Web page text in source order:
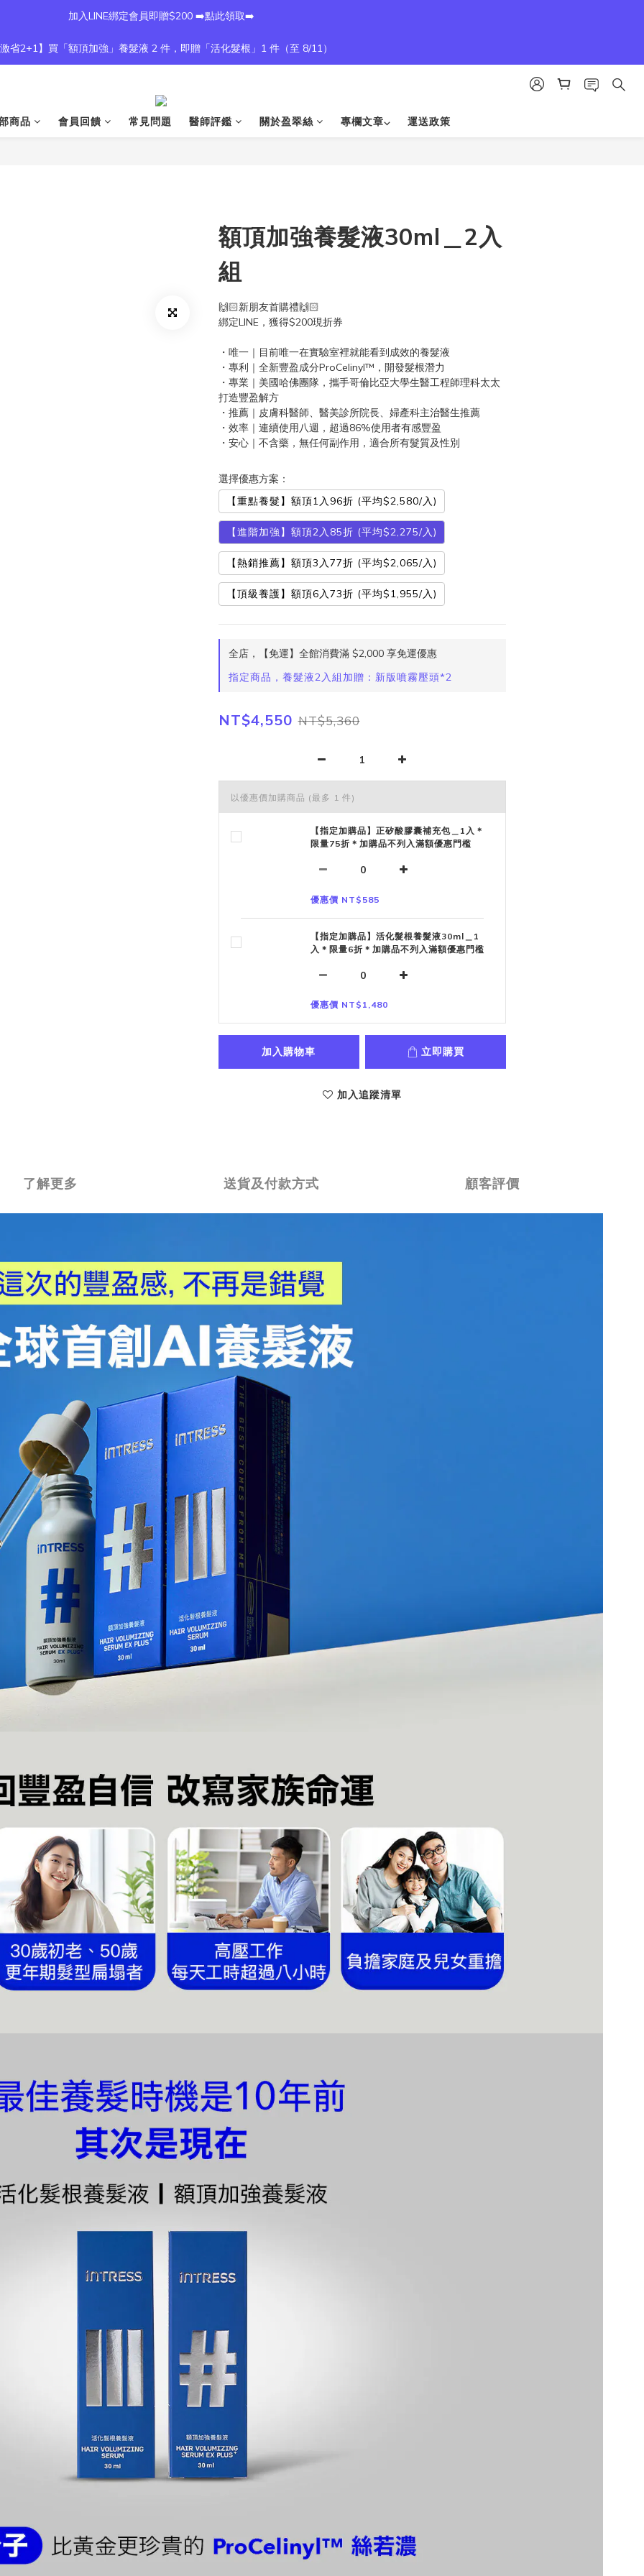
加入LINE綁定會員即贈$200 ➡️點此領取➡️
省2+1】買「額頂加強」養髮液 2 件，即贈「活化髮根」1 件（至 8/11）
商品 會員回饋 常見問題 醫師評鑑 關於盈翠絲 專欄文章⌵ 運送政策
額頂加強養髮液30ml＿2入
組
🙌🏻新朋友首購禮🙌🏻
綁定LINE，獲得$200現折券
・唯一｜目前唯一在實驗室裡就能看到成效的養髮液
・專利｜全新豐盈成分ProCelinyl™，開發髮根潛力
・專業｜美國哈佛團隊，攜手哥倫比亞大學生醫工程師理科太太
打造豐盈解方
・推薦｜皮膚科醫師、醫美診所院長、婦產科主治醫生推薦
・效率｜連續使用八週，超過86%使用者有感豐盈
・安心｜不含藥，無任何副作用，適合所有髮質及性別
選擇優惠方案：
【重點養髮】額頂1入96折 (平均$2,580/入)
【進階加強】額頂2入85折 (平均$2,275/入)
【熱銷推薦】額頂3入77折 (平均$2,065/入)
【頂級養護】額頂6入73折 (平均$1,955/入)
全店，【免運】全館消費滿 $2,000 享免運優惠
指定商品，養髮液2入組加贈：新版噴霧壓頭*2
NT$4,550 NT$5,360
以優惠價加購商品 (最多 1 件)
【指定加購品】正矽酸膠囊補充包＿1入＊
限量75折＊加購品不列入滿額優惠門檻
優惠價 NT$585
【指定加購品】活化髮根養髮液30ml＿1
入＊限量6折＊加購品不列入滿額優惠門檻
優惠價 NT$1,480
加入購物車 立即購買
加入追蹤清單
了解更多 送貨及付款方式 顧客評價